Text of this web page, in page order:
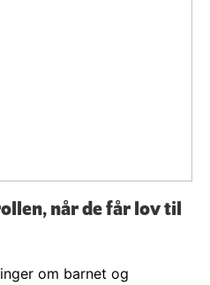
når de får lov til
om barnet og